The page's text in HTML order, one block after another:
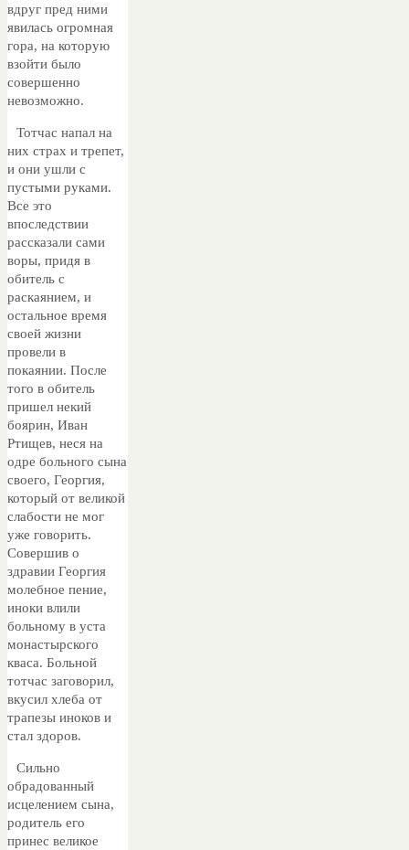
вдруг пред ними
явилась огромная
гора, на которую
взойти было
совершенно
невозможно.
Тотчас напал на
них страх и трепет,
и они ушли с
пустыми руками.
Все это
впоследствии
рассказали сами
воры, придя в
обитель с
раскаянием, и
остальное время
своей жизни
провели в
покаянии. После
того в обитель
пришел некий
боярин, Иван
Ртищев, неся на
одре больного сына
своего, Георгия,
который от великой
слабости не мог
уже говорить.
Совершив о
здравии Георгия
молебное пение,
иноки влили
больному в уста
монастырского
кваса. Больной
тотчас заговорил,
вкусил хлеба от
трапезы иноков и
стал здоров.
Сильно
обрадованный
исцелением сына,
родитель его
принес великое